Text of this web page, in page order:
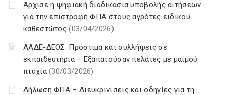
Άρχισε η ψηφιακή διαδικασία υποβολής αιτήσεων
για την επιστροφή ΦΠΑ στους αγρότες ειδικού
καθεστώτος(03/04/2026)
ΑΑΔΕ-ΔΕΟΣ: Πρόστιμα και συλλήψεις σε
εκπαιδευτήρια – Εξαπατούσαν πελάτες με μαϊμού
πτυχία(30/03/2026)
Δήλωση ΦΠΑ – Διευκρινίσεις και οδηγίες για τη